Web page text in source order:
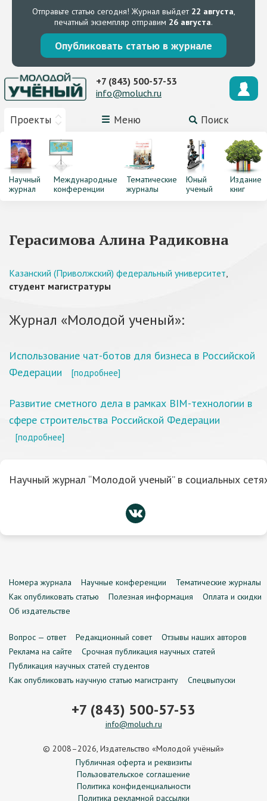
Отправьте статью сегодня! Журнал выйдет 22 августа,
печатный экземпляр отправим 26 августа.
Опубликовать статью в журнале
Проекты Меню Поиск
+7 (843) 500-57-53
info@moluch.ru
Научный
журнал
Международные
конференции
Тематические
журналы
Юный
ученый
Издание
книг
Герасимова Алина Радиковна
Казанский (Приволжский) федеральный университет,
студент магистратуры
Журнал «Молодой ученый»:
Использование чат-ботов для бизнеса в Российской
Федерации
[подробнее]
Развитие сметного дела в рамках BIM-технологии в
сфере строительства Российской Федерации
[подробнее]
Научный журнал “Молодой ученый” в социальных
Номера журнала Научные конференции
Тематические журналы
Как опубликовать статью
Полезная информация
Оплата и скидки
Об издательстве
Вопрос — ответ Редакционный совет
Отзывы наших авторов
Реклама на сайте
Срочная публикация научных статей
Публикация научных статей студентов
Как опубликовать научную статью магистранту
Спецвыпуски
+7 (843) 500-57-53
info@moluch.ru
© 2008–2026, Издательство «Молодой учёный»
Публичная оферта и реквизиты
Пользовательское соглашение
Политика конфиденциальности
Политика рекламной рассылки